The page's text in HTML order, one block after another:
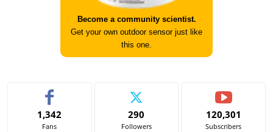
Become a community scientist.
Get your own outdoor sensor just like
this one.
1,342
Fans
290
Followers
120,301
Subscribers